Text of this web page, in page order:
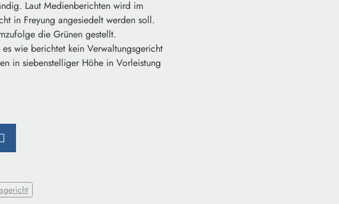
Laut Medienberichten wird im
in Freyung angesiedelt werden soll.
die Grünen gestellt.
wie berichtet kein Verwaltungsgericht
in siebenstelliger Höhe in Vorleistung